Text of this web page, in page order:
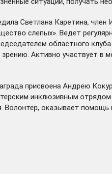
Светлана Каретина,
слепых». Ведет
областного
Активно участвует
присвоена Андрею
инклюзивным
оказывает